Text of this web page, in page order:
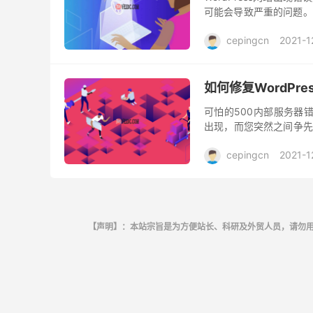
可能会导致严重的问题
cepingcn
2021-
如何修复
可怕的500内部服务器
出现，而您突然之间争
cepingcn
2021-
【声明】：本站宗旨是为方便站长、科研及外贸人员，请